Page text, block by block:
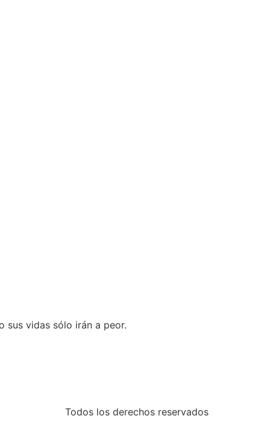
sus vidas sólo irán a peor.
Todos los derechos reservados